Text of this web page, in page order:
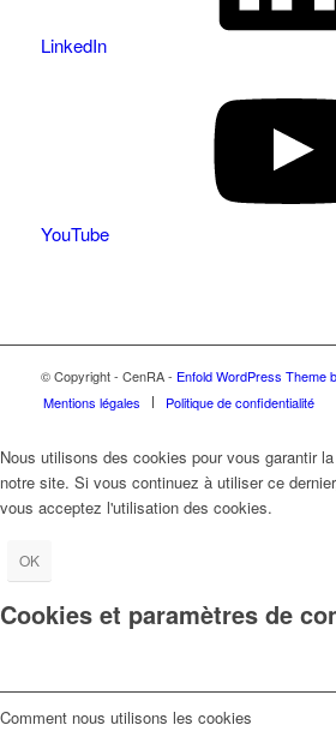
LinkedIn
YouTube
© Copyright - CenRA - Enfold WordPress Theme
Mentions légales
Politique de confidentialité
Nous utilisons des cookies pour vous garantir
notre site. Si vous continuez à utiliser ce
vous acceptez l'utilisation des cookies.
OK
Cookies et paramètres de
Comment nous utilisons les cookies